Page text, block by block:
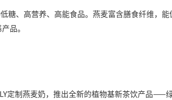
糖、高营养、高能食品。燕麦富含膳食纤维，
品。
定制燕麦奶，推出全新的植物基新茶饮产品——